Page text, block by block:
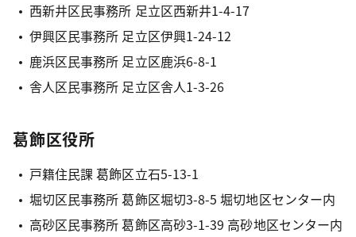
西新井区民事務所 足立区西新井1-4-17
伊興区民事務所 足立区伊興1-24-12
鹿浜区民事務所 足立区鹿浜6-8-1
舎人区民事務所 足立区舎人1-3-26
葛飾区役所
戸籍住民課 葛飾区立石5-13-1
堀切区民事務所 葛飾区堀切3-8-5 堀切地区センター内
高砂区民事務所 葛飾区高砂3-1-39 高砂地区センター内